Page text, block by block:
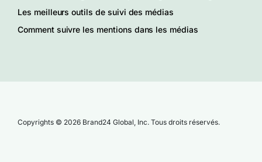
Les meilleurs outils de suivi des médias
Comment suivre les mentions dans les médias
Copyrights © 2026 Brand24 Global, Inc. Tous droits réservés.